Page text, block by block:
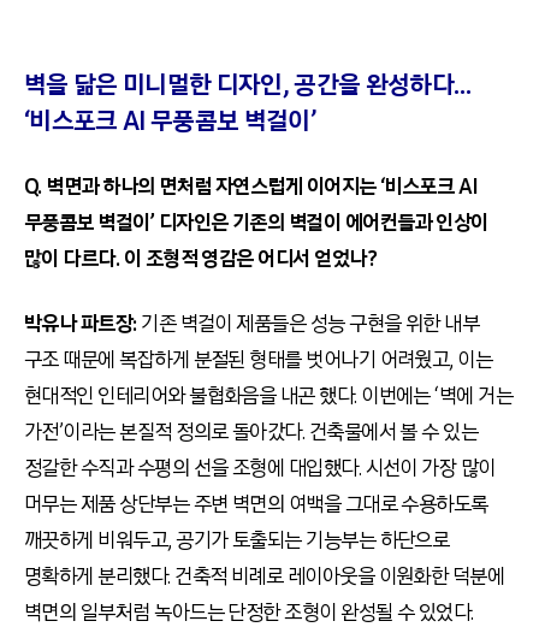
벽을 닮은 미니멀한 디자인, 공간을 완성하다…
‘비스포크 AI 무풍콤보 벽걸이’
Q. 벽면과 하나의 면처럼 자연스럽게 이어지는 ‘비스포크 AI
무풍콤보 벽걸이’ 디자인은 기존의 벽걸이 에어컨들과 인상이
많이 다르다. 이 조형적 영감은 어디서 얻었나?
박유나 파트장:기존 벽걸이 제품들은 성능 구현을 위한 내부
구조 때문에 복잡하게 분절된 형태를 벗어나기 어려웠고, 이는
현대적인 인테리어와 불협화음을 내곤 했다. 이번에는 ‘벽에 거는
가전’이라는 본질적 정의로 돌아갔다. 건축물에서 볼 수 있는
정갈한 수직과 수평의 선을 조형에 대입했다. 시선이 가장 많이
머무는 제품 상단부는 주변 벽면의 여백을 그대로 수용하도록
깨끗하게 비워두고, 공기가 토출되는 기능부는 하단으로
명확하게 분리했다. 건축적 비례로 레이아웃을 이원화한 덕분에
벽면의 일부처럼 녹아드는 단정한 조형이 완성될 수 있었다.